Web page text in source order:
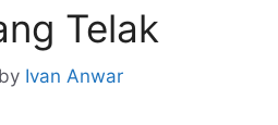
Telak
by Ivan Anwar